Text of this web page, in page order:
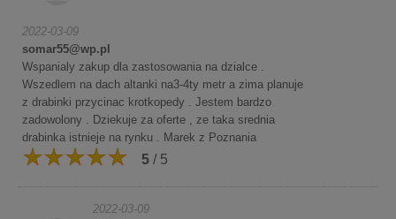
2022-03-09
somar55@wp.pl
Wspanialy zakup dla zastosowania na dzialce .
Wszedlem na dach altanki na3-4ty metr a zima planuje
z drabinki przycinac krotkopedy . Jestem bardzo
zadowolony . Dziekuje za oferte , ze taka srednia
drabinka istnieje na rynku . Marek z Poznania
5 / 5
2022-03-09